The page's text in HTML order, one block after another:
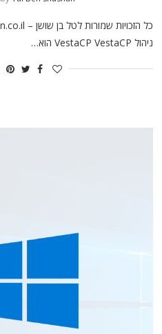
ניהול VestaCP VestaCP הוא…